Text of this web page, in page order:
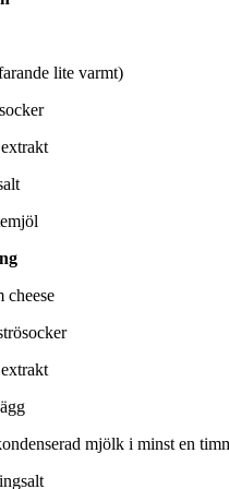
lite varmt)
cheese
mjölk i minst en